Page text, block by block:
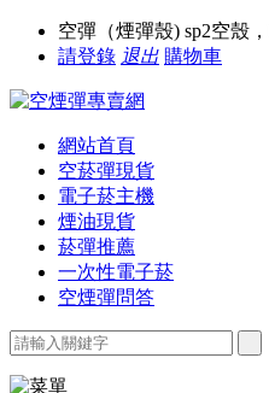
空彈（煙彈殼) sp2空殼
請登錄 退出 購物車
網站首頁
空菸彈現貨
電子菸主機
煙油現貨
菸彈推薦
一次性電子菸
空煙彈問答